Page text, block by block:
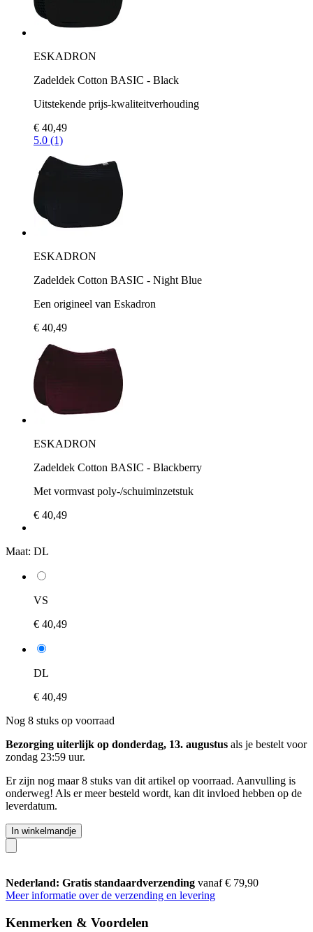
ESKADRON
Zadeldek Cotton BASIC - Black
Uitstekende prijs-kwaliteitverhouding
€ 40,49
5.0 (1)
ESKADRON
Zadeldek Cotton BASIC - Night Blue
Een origineel van Eskadron
€ 40,49
ESKADRON
Zadeldek Cotton BASIC - Blackberry
Met vormvast poly-/schuiminzetstuk
€ 40,49
Maat: DL
VS
€ 40,49
DL
€ 40,49
Nog 8 stuks op voorraad
Bezorging uiterlijk op donderdag, 13. augustus als je bestelt voor
zondag 23:59 uur.
Er zijn nog maar 8 stuks van dit artikel op voorraad. Aanvulling is
onderweg! Als er meer besteld wordt, kan dit invloed hebben op de
leverdatum.
In winkelmandje
Nederland: Gratis standaardverzending vanaf € 79,90
Meer informatie over de verzending en levering
Kenmerken & Voordelen